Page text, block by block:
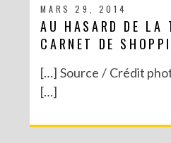
MARS 29, 2014
AU HASARD DE
CARNET DE
[…] Source / Crédit
[…]